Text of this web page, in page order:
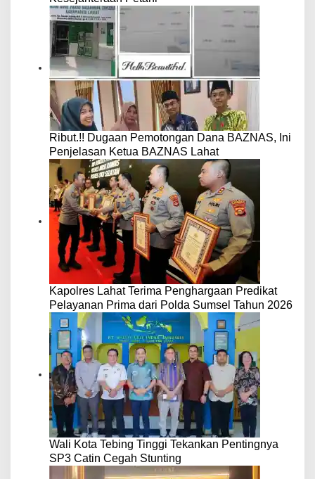
Ribut.!! Dugaan Pemotongan Dana BAZNAS, Ini
Penjelasan Ketua BAZNAS Lahat
Kapolres Lahat Terima Penghargaan Predikat
Pelayanan Prima dari Polda Sumsel Tahun 2026
Wali Kota Tebing Tinggi Tekankan Pentingnya
SP3 Catin Cegah Stunting